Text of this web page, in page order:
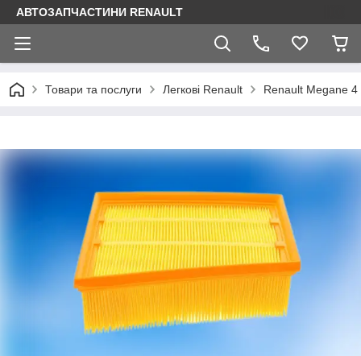
АВТОЗАПЧАСТИНИ RENAULT
Товари та послуги Легкові Renault Renault Megane 4